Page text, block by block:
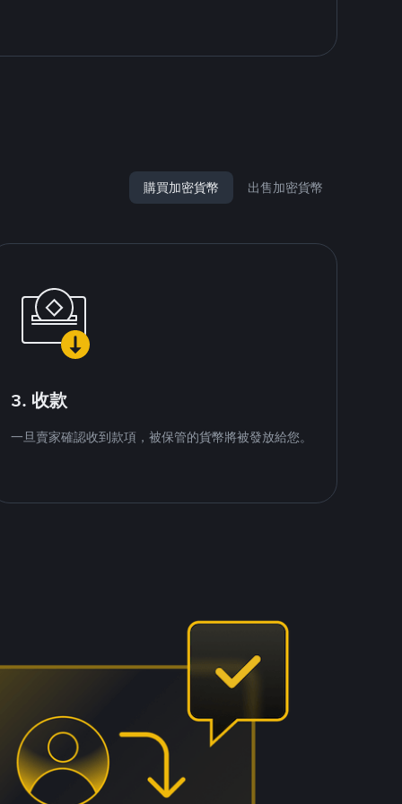
購買加密貨幣 出售加密貨幣
3. 收款
一旦賣家確認收到款項，被保管的貨幣將被發放給您。